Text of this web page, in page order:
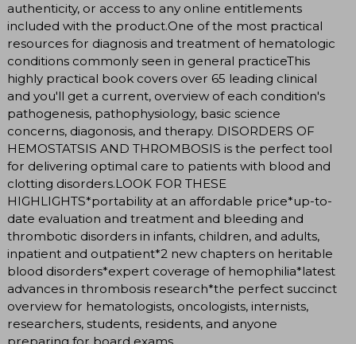
authenticity, or access to any online entitlements
included with the product.One of the most practical
resources for diagnosis and treatment of hematologic
conditions commonly seen in general practiceThis
highly practical book covers over 65 leading clinical
and you'll get a current, overview of each condition's
pathogenesis, pathophysiology, basic science
concerns, diagonosis, and therapy. DISORDERS OF
HEMOSTATSIS AND THROMBOSIS is the perfect tool
for delivering optimal care to patients with blood and
clotting disorders.LOOK FOR THESE
HIGHLIGHTS*portability at an affordable price*up-to-
date evaluation and treatment and bleeding and
thrombotic disorders in infants, children, and adults,
inpatient and outpatient*2 new chapters on heritable
blood disorders*expert coverage of hemophilia*latest
advances in thrombosis research*the perfect succinct
overview for hematologists, oncologists, internists,
researchers, students, residents, and anyone